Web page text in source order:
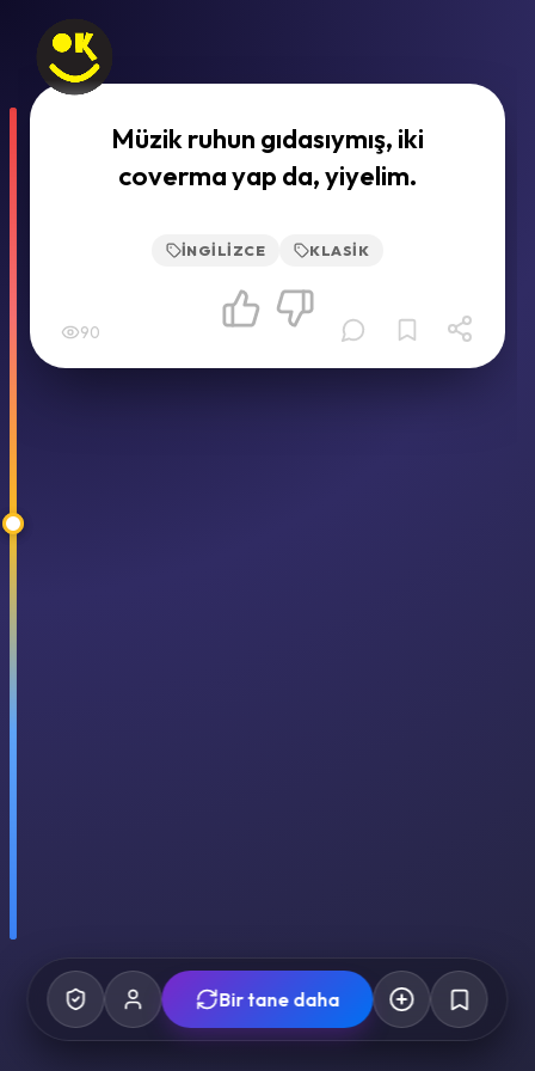
Müzik ruhun gıdasıymış, iki
coverma yap da, yiyelim.
İNGILIZCE KLASIK
90
Bir tane daha